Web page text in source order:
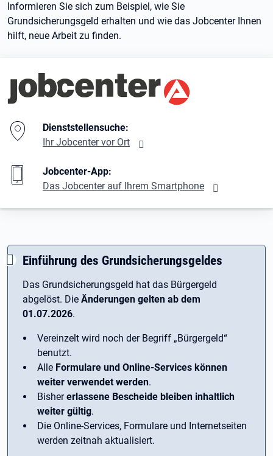
Informieren Sie sich zum Beispiel, wie Sie
Grundsicherungsgeld erhalten und wie das Jobcenter Ihnen
hilft, neue Arbeit zu finden.
Branding-Bereich Beschreibung
Dienststellensuche:
Ihr Jobcenter vor Ort
Jobcenter-App:
Das Jobcenter auf Ihrem Smartphone
Einführung des Grundsicherungsgeldes
Das Grundsicherungsgeld hat das Bürgergeld
abgelöst. Die Änderungen gelten ab dem
01.07.2026.
Vereinzelt wird noch der Begriff ­„Bürgergeld“
benutzt.
Alle Formulare und Online-Services können
weiter verwendet werden.
Bishererlassene Bescheide bleiben inhaltlich
weiter gültig.
Die Online-Services, Formulare und Internetseiten
werden zeitnah aktualisiert.